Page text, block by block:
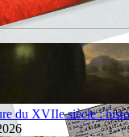
du XVIIe siècle :